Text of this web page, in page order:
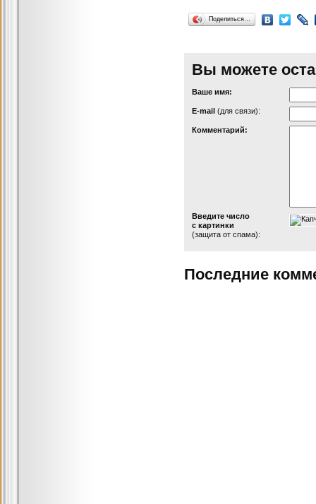
Поделиться…
Вы можете
Ваше имя:
Е-mail (для связи):
Комментарий:
Введите число
с картинки
(защита от спама):
Последние